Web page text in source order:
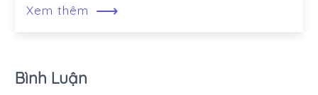
Xem thêm ⟶
Bình Luận